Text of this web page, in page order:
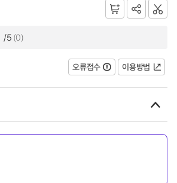
/5 (0)
오류접수 이용방법